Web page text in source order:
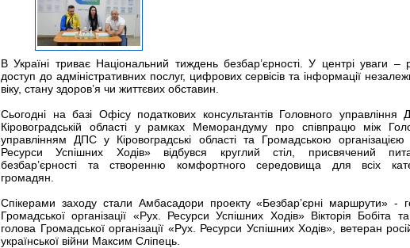
В Україні триває Національний тиждень безбар’єрності. У центрі уваги –
доступ до адміністративних послуг, цифрових сервісів та інформації
віку, стану здоров’я чи життєвих обставин.
Сьогодні на базі Офісу податкових консультантів Головного
Кіровоградській області у рамках Меморандуму про співпрацю між
управлінням ДПС у Кіровоградські області та Громадською організацією
Ресурси Успішних Ходів» відбувся круглий стіл, присвячений
безбар’єрності та створенню комфортного середовища для всіх
громадян.
Спікерами заходу стали Амбасадори проекту «Безбар’єрні маршрути» -
Громадської організації «Рух. Ресурси Успішних Ходів» Вікторія Бобіта
голова Громадської організації «Рух. Ресурси Успішних Ходів», ветеран
української війни Максим Сліпець.